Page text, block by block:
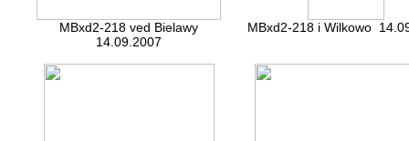
MBxd2-218 ved Bielawy
14.09.2007
MBxd2-218 i Wilkowo